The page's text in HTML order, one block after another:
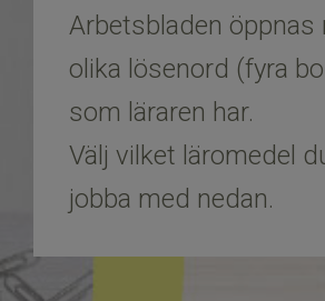
Arbetsbladen öppnas
olika lösenord (fyra
som läraren har.
​​​​​​​Välj vilket läromedel
jobba med nedan.